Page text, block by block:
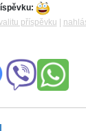
příspěvku